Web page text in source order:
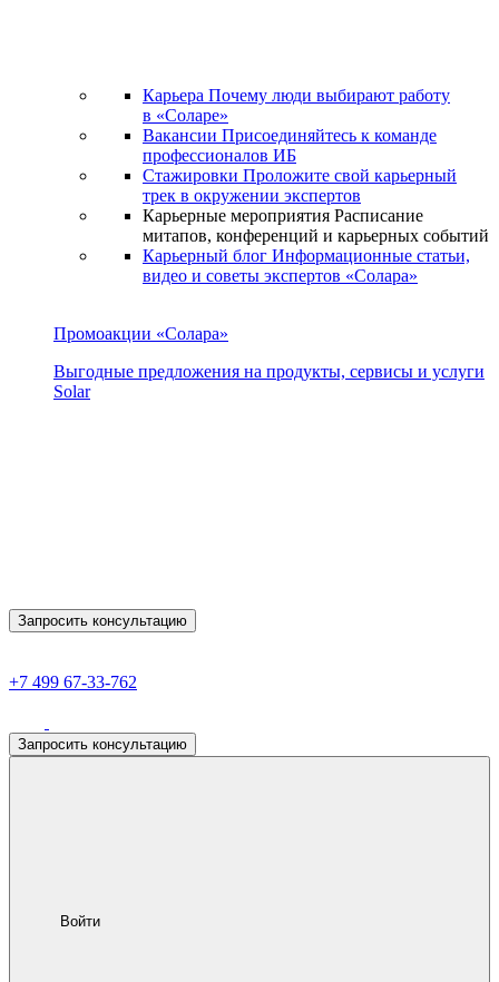
Карьера Почему люди выбирают работу
в «Соларе»
Вакансии Присоединяйтесь к команде
профессионалов ИБ
Стажировки Проложите свой карьерный
трек в окружении экспертов
Карьерные мероприятия Расписание
митапов, конференций и карьерных событий
Карьерный блог Информационные статьи,
видео и советы экспертов «Солара»
Промоакции «Солара»
Выгодные предложения на продукты, сервисы и услуги
Solar
Запросить консультацию
+7 499 67-33-762
Запросить консультацию
Войти